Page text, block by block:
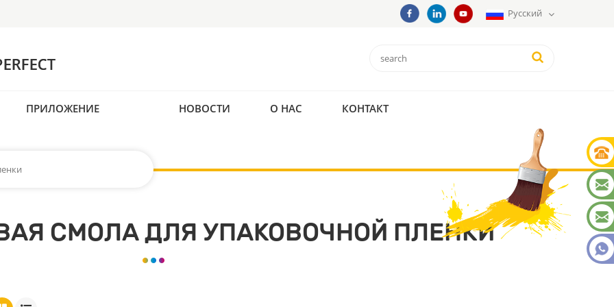
Русский
ПРИЛОЖЕНИЕ НОВОСТИ О НАС КОНТАКТ
СМОЛА ДЛЯ УПАКОВОЧНОЙ ПЛЕНКИ